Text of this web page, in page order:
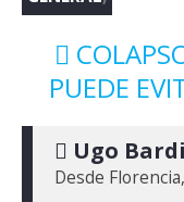
PUEDE
Ugo Bardi
Desde